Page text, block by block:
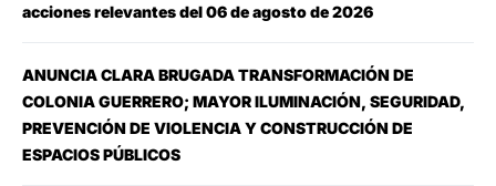
acciones relevantes del 06 de agosto de 2026
ANUNCIA CLARA BRUGADA TRANSFORMACIÓN DE
COLONIA GUERRERO; MAYOR ILUMINACIÓN, SEGURIDAD,
PREVENCIÓN DE VIOLENCIA Y CONSTRUCCIÓN DE
ESPACIOS PÚBLICOS